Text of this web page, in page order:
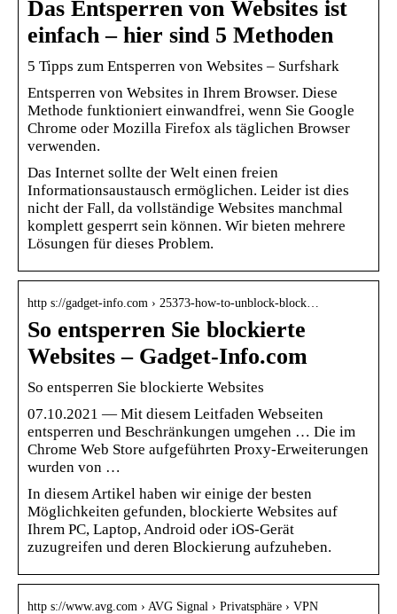
Das Entsperren von Websites ist
einfach – hier sind 5 Methoden
5 Tipps zum Entsperren von Websites – Surfshark
Entsperren von Websites in Ihrem Browser. Diese
Methode funktioniert einwandfrei, wenn Sie Google
Chrome oder Mozilla Firefox als täglichen Browser
verwenden.
Das Internet sollte der Welt einen freien
Informationsaustausch ermöglichen. Leider ist dies
nicht der Fall, da vollständige Websites manchmal
komplett gesperrt sein können. Wir bieten mehrere
Lösungen für dieses Problem.
http s://gadget-info.com › 25373-how-to-unblock-block…
So entsperren Sie blockierte
Websites – Gadget-Info.com
So entsperren Sie blockierte Websites
07.10.2021 — Mit diesem Leitfaden Webseiten
entsperren und Beschränkungen umgehen … Die im
Chrome Web Store aufgeführten Proxy-Erweiterungen
wurden von …
In diesem Artikel haben wir einige der besten
Möglichkeiten gefunden, blockierte Websites auf
Ihrem PC, Laptop, Android oder iOS-Gerät
zuzugreifen und deren Blockierung aufzuheben.
http s://www.avg.com › AVG Signal › Privatsphäre › VPN